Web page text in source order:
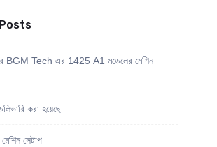
BGM Tech এর 1425 A1 মডেলের মেশিন
করা হয়েছে
মেশিন সেটাপ